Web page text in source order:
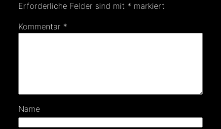
Erforderliche Felder sind mit * markiert
Kommentar *
Name